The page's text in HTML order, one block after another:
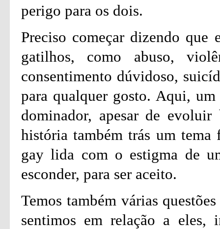
perigo para os dois.
Preciso começar dizendo que
gatilhos, como abuso,
consentimento dúvidoso,
para qualquer gosto. Aqui,
dominador, apesar de
história também trás um
gay lida com o estigma de
esconder, para ser aceito.
Temos também várias
sentimos em relação a eles,